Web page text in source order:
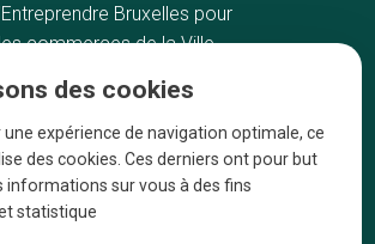
Bruxelles pour
commerces de la Ville
Artisans
A propos
On parle de nous
des cookies
expérience de navigation optimale, ce
des cookies. Ces derniers ont pour but
informations sur vous à des fins
statistique